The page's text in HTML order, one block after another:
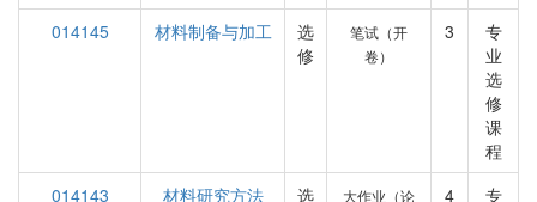
014145
材料制备与加工
选
修
笔试（开
卷）
3
专
业
选
修
课
程
014143
材料研究方法 选 大作业（论 4 专